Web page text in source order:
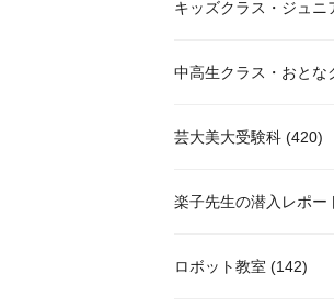
キッズクラス・ジュニ
中高生クラス・おとな
芸大美大受験科 (420)
楽子先生の潜入レポー
ロボット教室 (142)